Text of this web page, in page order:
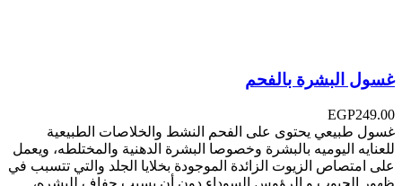
غسول البشرة بالفحم
EGP249.00
غسول طبيعي يحتوى على الفحم النشط والخلاصات الطبيعية
للعنايه اليوميه بالبشرة وخصوصا البشرة الدهنية والمختلطه، ويعمل
على امتصاص الزيوت الزائدة الموجودة بخلايا الجلد والتي تتسبب في
ظهور الحبوب و الرؤوس السوداء دون أن يسبب جفاف للبشره،